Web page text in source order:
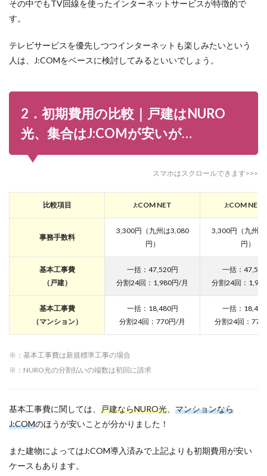
の比較
J:COM
NURO
光も十
てい
5
5．キ
ャンペ
ーン比
較｜
実して
J:COM
NETが
J:COM
NET
すすめ
な人
光がお
な人
9
J:COM
と
その中でもTV回線を使ったインターネットサービスが特徴的で
す。
テレビサービスを優先しつつインターネットも楽しみたいという
人は、J:COMをベースに検討してみるといいでしょう。
2．初期費用の比較｜戸建はNURO
光、集合はJ:COMが安いが…
スマホはスクロールできます>>>
比較項目 J:COM NET J:COM NET
事務手数料
3,300円（九州は3,080
円）
3,300円（九州
円）
基本工事費
（戸建）
一括：47,520円
分割24回：1,980円/月
一括：
分割24回：
基本工事費
（マンション）
一括：18,480円
分割24回：770円/月
一括：
分割24回：770
※：基本工事費は新規標準工事の場合
※：NURO光の分割払いの端数は初回に請求
基本工事費に関しては、 戸建ならNURO光
マンションなら
J:COMのほうが安いことが分かりました！
また建物によってはJ:COM導入済みで上記よりも初期費用が安い
ケースもあります。